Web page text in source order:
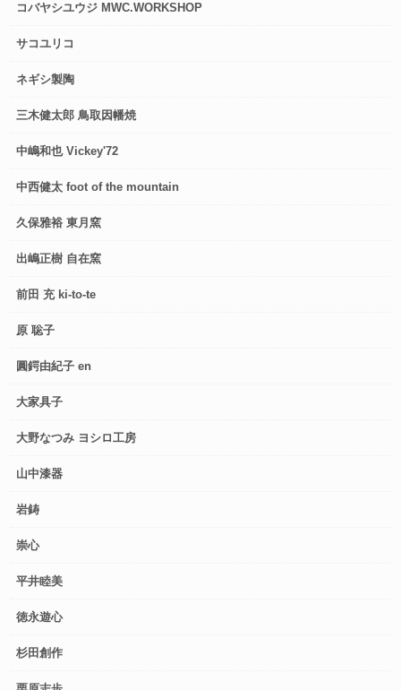
コバヤシユウジ MWC.WORKSHOP
サコユリコ
ネギシ製陶
三木健太郎 鳥取因幡焼
中嶋和也 Vickey'72
中西健太 foot of the mountain
久保雅裕 東月窯
出嶋正樹 自在窯
前田 充 ki-to-te
原 聡子
圓鍔由紀子 en
大家具子
大野なつみ ヨシロ工房
山中漆器
岩鋳
崇心
平井睦美
徳永遊心
杉田創作